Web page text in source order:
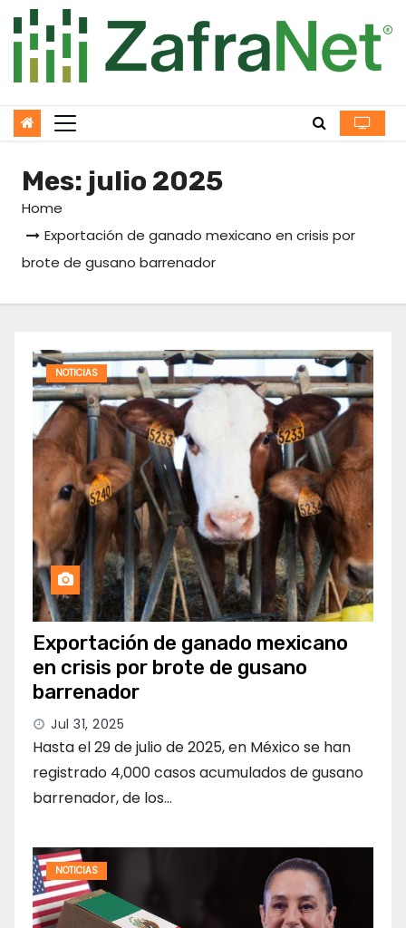
to
content
Mes: julio 2025
Home
Exportación de ganado mexicano en crisis por
brote de gusano barrenador
NOTICIAS
Exportación de ganado mexicano
en crisis por brote de gusano
barrenador
Jul 31, 2025
Hasta el 29 de julio de 2025, en México se han
registrado 4,000 casos acumulados de gusano
barrenador, de los…
NOTICIAS